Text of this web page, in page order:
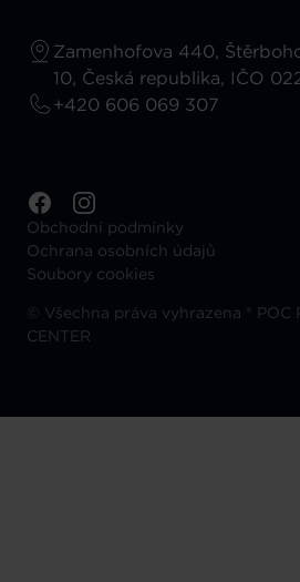
Zamenhofova 440,
10, Česká republika, IČO
+420 606 069 307
Obchodní podmínky
Ochrana osobních údajů
Soubory cookies
© Všechna práva vyhrazena ® POC
CENTER